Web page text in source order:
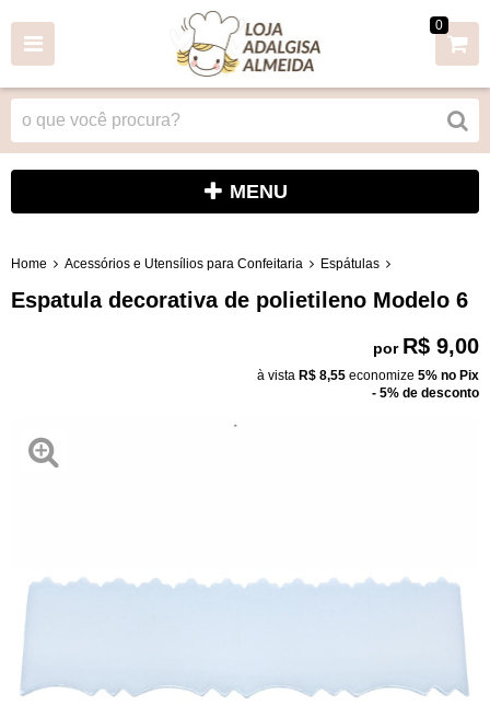
0
MENU
Home Acessórios e Utensílios para Confeitaria Espátulas
Espatula decorativa de polietileno Modelo 6
por R$ 9,00
à vista R$ 8,55 economize 5% no Pix
- 5% de desconto